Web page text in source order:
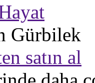
Gürbilek
satın al